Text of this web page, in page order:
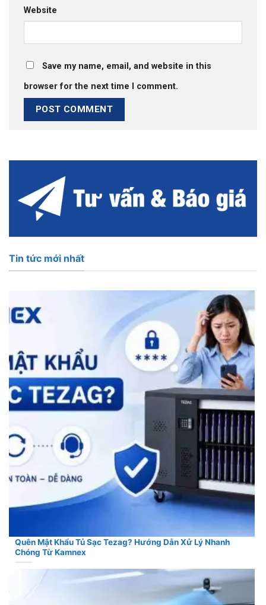
Website
Save my name, email, and website in this
browser for the next time I comment.
Tin tức mới nhất
Quên Mật Khẩu Tủ Sạc Tezag? Hướng Dẫn Xử Lý Nhanh
Chóng Từ Kamnex